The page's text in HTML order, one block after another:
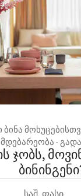
ბინა
მდებარეობა ·
ჯობს,